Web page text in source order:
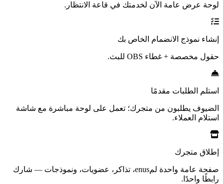
لوحة عرض عامة الآن لخدمتك في قاعة الانتظار.
إنشاء نموذج الانضمام الخاص بك
حقول مخصصة + غطاء OBS للبث.
استلم الطلبات مقدمًا
الضيوف يطلبون من متجرك؛ تعمل على لوحة مباشرة مع شاشة
استلام العملاء.
إطلاق متجرك
صفحة عامة واحدة لمenus، تذاكر، عضويات، ونموذجات — شارك
رابطًا واحدًا.